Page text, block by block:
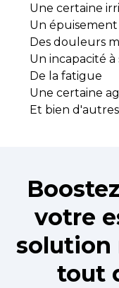
Une certaine
Un épuisement
Des douleurs
Un incapacité
De la fatigue
Une certaine
Et bien
votre
solution
tout